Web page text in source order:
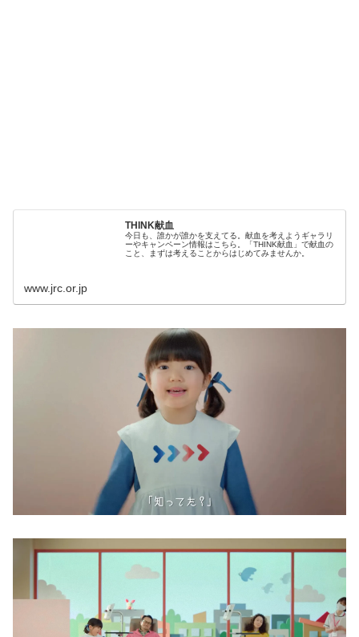
THINK献血
今日も、誰かが誰かを支えてる。献血を考えようギャラリ
ーやキャンペーン情報はこちら。「THINK献血」で献血の
こと、まずは考えることからはじめてみませんか。
www.jrc.or.jp